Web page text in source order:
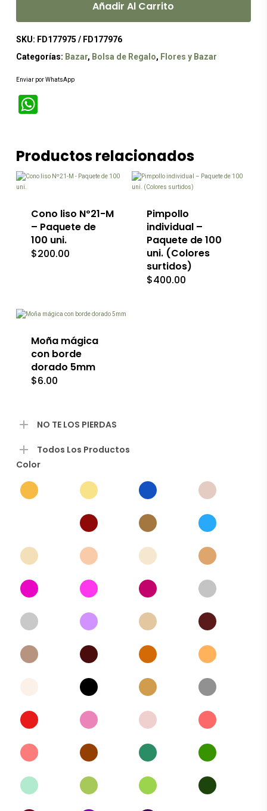
Añadir Al Carrito
SKU: FD177975 / FD177976
Categorías: Bazar, Bolsa de Regalo, Flores y Bazar
Enviar por WhatsApp
WhatsApp
Productos relacionados
Cono liso Nº21-M
– Paquete de
100 uni.
$200.00
Pimpollo
individual –
Paquete de 100
uni. (Colores
surtidos)
$400.00
múltiples
pueden
elegir
de
Moña mágica
con borde
dorado 5mm
$6.00
NO TE LOS PIERDAS
Todos Los Productos
Color